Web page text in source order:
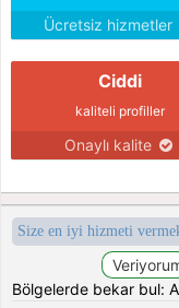
Ücretsiz hizmetler
Ciddi
kaliteli profiller
Onaylı kalite
Size en iyi hizmeti
Bölgelerde bekar bul: